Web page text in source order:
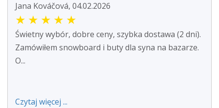
Jana Kováčová, 04.02.2026
★ ★ ★ ★ ★
Świetny wybór, dobre ceny, szybka dostawa (2 dni).
Zamówiłem snowboard i buty dla syna na bazarze.
O...
Czytaj więcej ...